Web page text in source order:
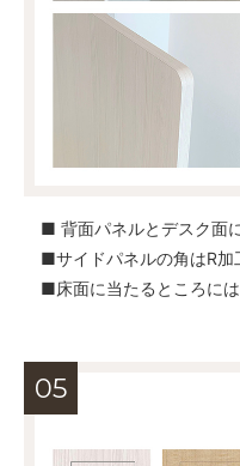
■ 背面パネルとデスク面
■サイドパネルの角はR加
■床面に当たるところに